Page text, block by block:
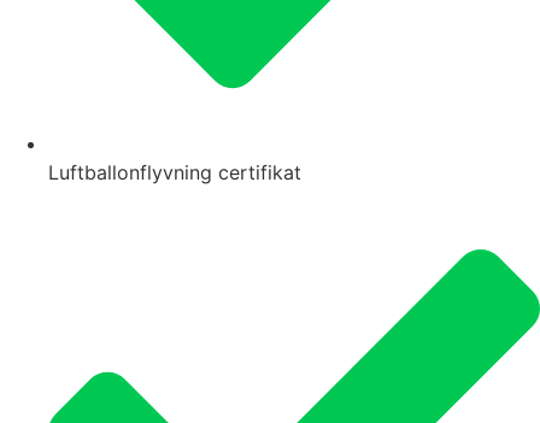
Luftballonflyvning certifikat